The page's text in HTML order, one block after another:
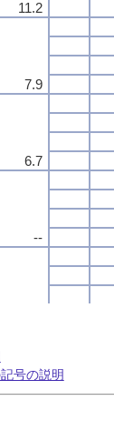
11.2
7.9
6.7
--
11.2
7.9
6.7
--
11.2
7.9
6.7
--
11.2
7.9
6.7
--
号の説明